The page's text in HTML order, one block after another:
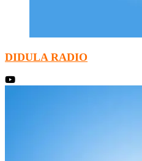
DIDULA RADIO